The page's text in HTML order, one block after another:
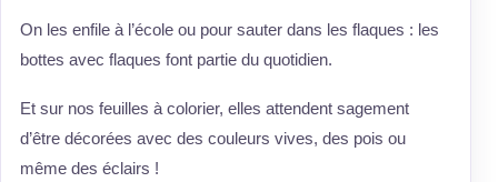
On les enfile à l’école ou pour sauter dans les flaques : les
bottes avec flaques font partie du quotidien.
Et sur nos feuilles à colorier, elles attendent sagement
d’être décorées avec des couleurs vives, des pois ou
même des éclairs !